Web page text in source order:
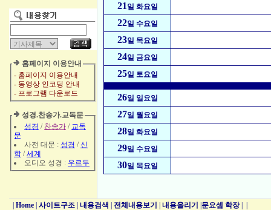
홈페이지 이용안내
- 홈페이지 이용안내
- 동영상 인코딩 안내
- 프로그램 다운로드
성경.찬송가.교독문
성경 / 찬송가 / 교독
문
사전 대문 : 성경 /신
학 /세계
오디오 성경 : 우르두
21일 화요일
22일 수요일
23일 목요일
24일 금요일
25일 토요일
26일 일요일
27일 월요일
28일 화요일
29일 수요일
30일 목요일
Home 사이트구조 내용검색 전체내용보기 내용올리기 문요셉 학장|